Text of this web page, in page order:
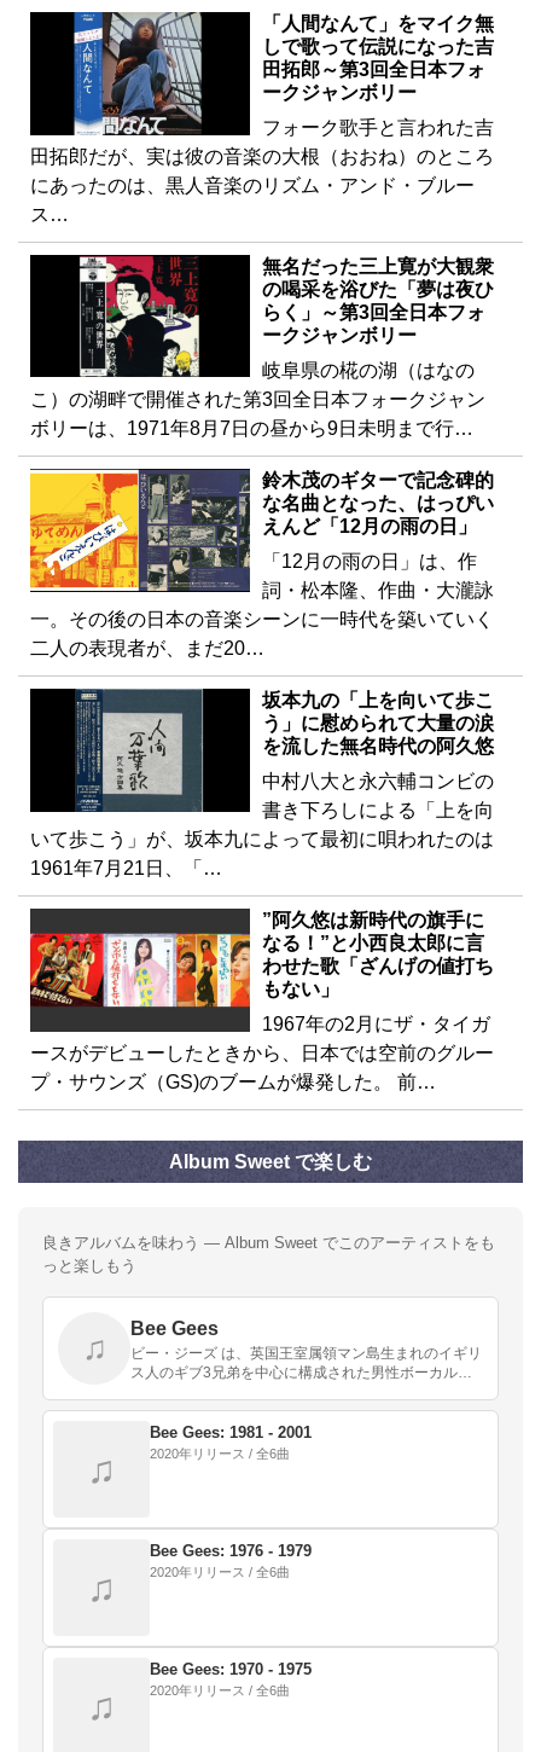
「人間なんて」をマイク無
しで歌って伝説になった吉
田拓郎～第3回全日本フォ
ークジャンボリー
フォーク歌手と言われた吉
田拓郎だが、実は彼の音楽の大根（おおね）のところ
にあったのは、黒人音楽のリズム・アンド・ブルー
ス…
無名だった三上寛が大観衆
の喝采を浴びた「夢は夜ひ
らく」～第3回全日本フォ
ークジャンボリー
岐阜県の椛の湖（はなの
こ）の湖畔で開催された第3回全日本フォークジャン
ボリーは、1971年8月7日の昼から9日未明まで行…
鈴木茂のギターで記念碑的
な名曲となった、はっぴい
えんど「12月の雨の日」
「12月の雨の日」は、作
詞・松本隆、作曲・大瀧詠
一。その後の日本の音楽シーンに一時代を築いていく
二人の表現者が、まだ20…
坂本九の「上を向いて歩こ
う」に慰められて大量の涙
を流した無名時代の阿久悠
中村八大と永六輔コンビの
書き下ろしによる「上を向
いて歩こう」が、坂本九によって最初に唄われたのは
1961年7月21日、「…
”阿久悠は新時代の旗手に
なる！”と小西良太郎に言
わせた歌「ざんげの値打ち
もない」
1967年の2月にザ・タイガ
ースがデビューしたときから、日本では空前のグルー
プ・サウンズ（GS)のブームが爆発した。 前…
Album Sweet で楽しむ
良きアルバムを味わう — Album Sweet でこのアーティストをも
っと楽しもう
♫
Bee Gees
ビー・ジーズ は、英国王室属領マン島生まれのイギリ
ス人のギブ3兄弟を中心に構成された男性ボーカルグ
ドデビューし、1973年からは米国を中心に活動。兄…
♫
Bee Gees: 1981 - 2001
2020年リリース / 全6曲
♫
Bee Gees: 1976 - 1979
2020年リリース / 全6曲
♫
Bee Gees: 1970 - 1975
2020年リリース / 全6曲